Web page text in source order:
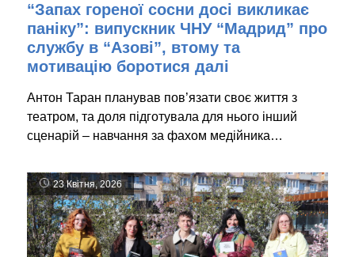
“Запах гореної сосни досі викликає
паніку”: випускник ЧНУ “Мадрид” про
службу в “Азові”, втому та
мотивацію боротися далі
Антон Таран планував пов’язати своє життя з
театром, та доля підготувала для нього інший
сценарій – навчання за фахом медійника…
23 Квітня, 2026